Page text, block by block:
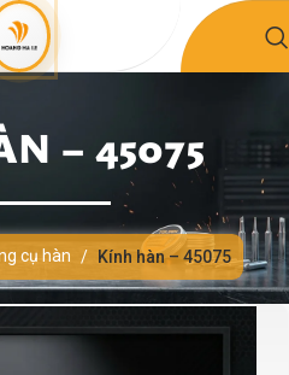
– 45075
cụ hàn / Kính hàn – 45075